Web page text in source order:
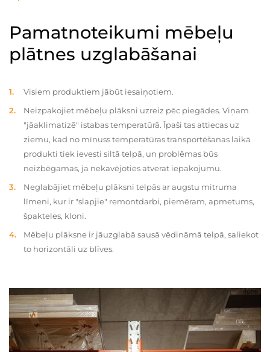
Pamatnoteikumi mēbeļu
plātnes uzglabāšanai
Visiem produktiem jābūt iesaiņotiem.
Neizpakojiet mēbeļu plāksni uzreiz pēc piegādes. Viņam
"jāaklimatizē" istabas temperatūrā. Īpaši tas attiecas uz
ziemu, kad no mīnuss temperatūras transportēšanas laikā
produkti tiek ievesti siltā telpā, un problēmas būs
neizbēgamas, ja nekavējoties atverat iepakojumu.
Neglabājiet mēbeļu plāksni telpās ar augstu mitruma
līmeni, kur ir "slapjie" remontdarbi, piemēram, apmetums,
špakteles, kloni.
Mēbeļu plāksne ir jāuzglabā sausā vēdināmā telpā, saliekot
to horizontāli uz blīves.